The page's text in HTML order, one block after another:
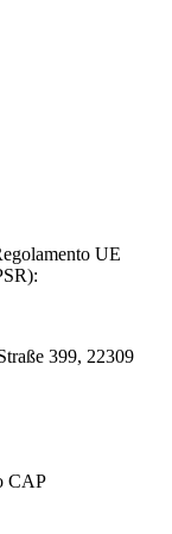
UE
399, 22309
CAP